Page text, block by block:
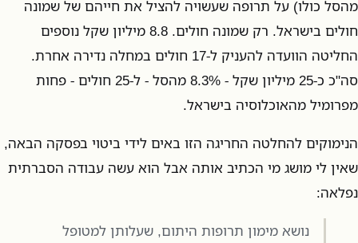
מהסל כולו) על תרופה שעשויה להציל את חייהם של שמונה
חולים בישראל. רק שמונה חולים. 8.8 מיליון שקל נוספים
החליטה הוועדה להעניק ל-17 חולים במחלה נדירה אחרת.
סה"כ כ-25 מיליון שקל - 8.3% מהסל - ל-25 חולים - פחות
מפרומיל מהאוכלוסיה בישראל.
הנימוקים להחלטה החריגה הזו באים לידי ביטוי בפסקה הבאה,
שאין לי מושג מי הכתיב אותה אבל הוא עשה עבודה הסברתית
נפלאה:
נושא מימון תרופות היתום, שעלותן למטופל